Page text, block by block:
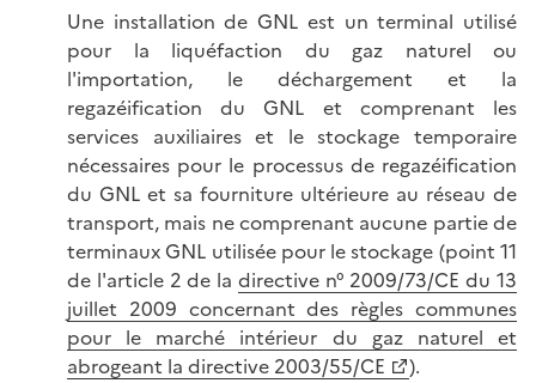
Une installation de GNL est un terminal utilisé
pour la liquéfaction du gaz naturel ou
l'importation, le déchargement et la
regazéification du GNL et comprenant les
services auxiliaires et le stockage temporaire
nécessaires pour le processus de regazéification
du GNL et sa fourniture ultérieure au réseau de
transport, mais ne comprenant aucune partie de
terminaux GNL utilisée pour le stockage (point 11
de l'article 2 de la directive n° 2009/73/CE du 13
juillet 2009 concernant des règles communes
pour le marché intérieur du gaz naturel et
abrogeant la directive 2003/55/CE
).